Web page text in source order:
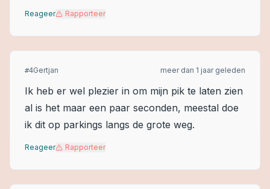
Reageer Rapporteer
#4Gertjan meer dan 1 jaar geleden
Ik heb er wel plezier in om mijn pik te laten zien
al is het maar een paar seconden, meestal doe
ik dit op parkings langs de grote weg.
Reageer Rapporteer